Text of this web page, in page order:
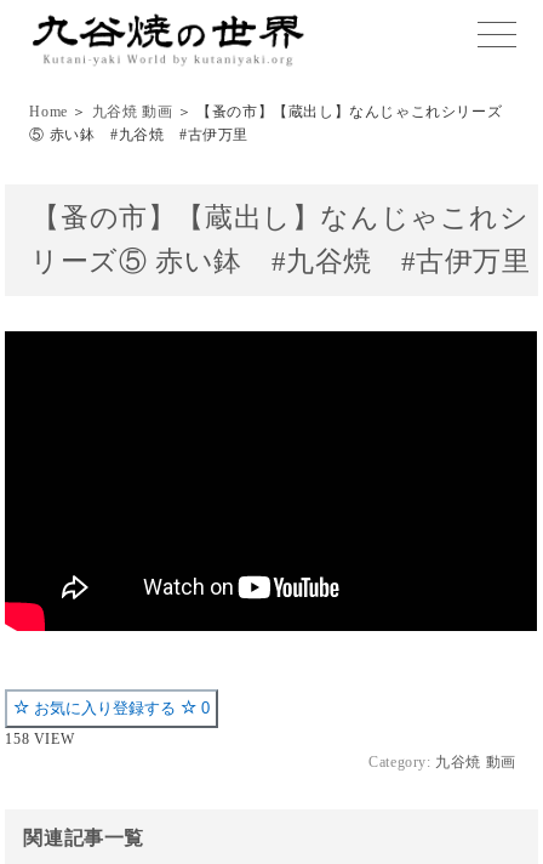
toggle
Home ＞ 九谷焼 動画 ＞ 【蚤の市】【蔵出し】なんじゃこれシリーズ
⑤ 赤い鉢 #九谷焼 #古伊万里
【蚤の市】【蔵出し】なんじゃこれシ
リーズ⑤ 赤い鉢 #九谷焼 #古伊万里
お気に入り登録する 0
158 VIEW
Category: 九谷焼 動画
関連記事一覧